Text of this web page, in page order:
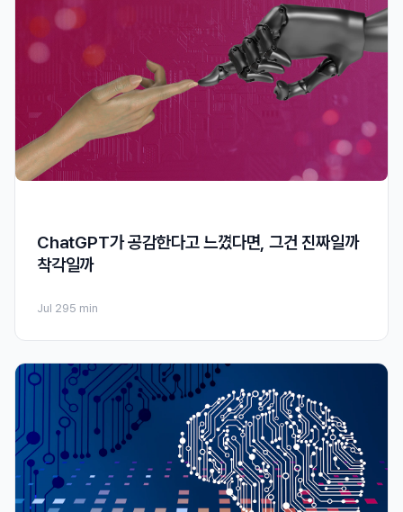
ChatGPT가 공감한다고 느꼈다면, 그건 진짜일까
착각일까
Jul 295 min